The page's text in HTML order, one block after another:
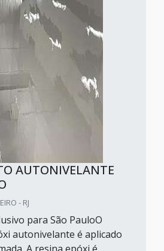
AUTONIVELANTE
- RJ
para São PauloO
autonivelante é aplicado